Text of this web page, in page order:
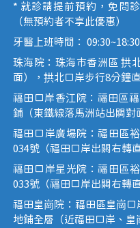
* 就診請提前預約，免問
（無預約者不享此優惠）
牙醫上班時間：
珠海院：珠海市香洲區 拱
面），拱北口岸步行8分鐘
福田口岸香江院：福田區
鋪（東鐵線落馬洲站出關對
福田口岸廣場院：福田區
034號（福田口岸出關右轉
福田口岸星光院：福田區
033號（福田口岸出關右轉
福田皇崗院：福田區皇崗
地鋪全層（近福田口岸、皇